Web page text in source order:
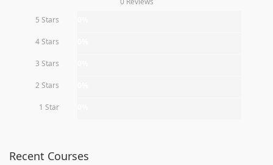
5 Stars
4 Stars
3 Stars
2 Stars
1 Star
Recent Courses